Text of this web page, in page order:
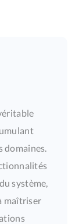
domaines.
système,
maîtriser